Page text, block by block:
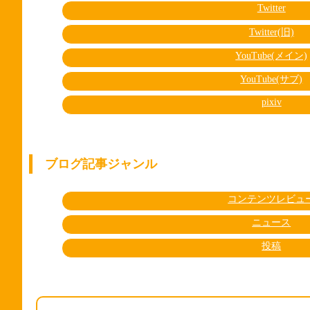
Twitter
Twitter(旧)
YouTube(メイン)
YouTube(サブ)
pixiv
ブログ記事ジャンル
コンテンツレビュ
ニュース
投稿